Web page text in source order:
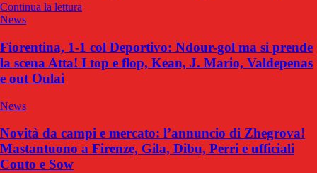
Continua la lettura
News
Fiorentina, 1-1 col Deportivo: Ndour-gol ma si prende
la scena Atta! I top e flop, Kean, J. Mario, Valdepenas
e out Oulai
News
Novità da campi e mercato: l’annuncio di Zhegrova!
Mastantuono a Firenze, Gila, Dibu, Perri e ufficiali
Couto e Sow